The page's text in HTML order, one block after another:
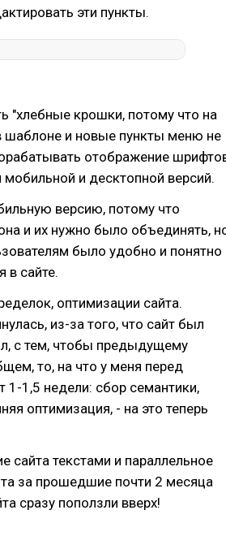
эти пункты.
"хлебные крошки, потому что на
шаблоне и новые пункты меню не
отображение
и десктопной версий.
версию, потому что
и их нужно было объединять,
было удобно и понятно
в сайте.
оптимизации сайта.
из-за того, что сайт был
с тем, чтобы предыдущему
то, на что у меня перед
1,5 недели: сбор семантики,
оптимизация, - на это теперь
текстами и параллельное
за прошедшие почти 2 месяца
сразу поползли вверх!